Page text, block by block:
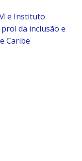
e Instituto
da inclusão e
Caribe